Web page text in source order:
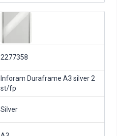
2277358
Inforam Duraframe A3 silver 2
st/fp
Silver